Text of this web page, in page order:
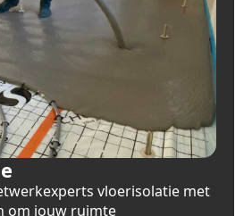
vloerisolatie met
om jouw ruimte